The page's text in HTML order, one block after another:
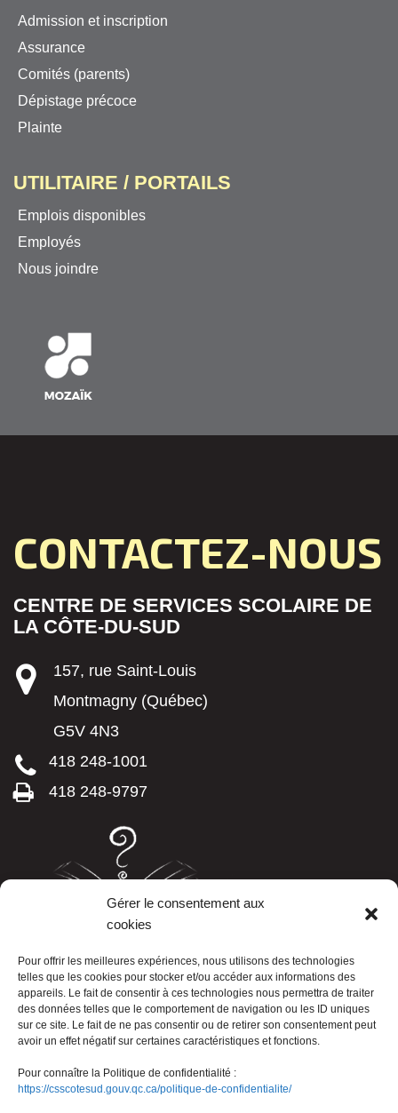
Gérer le consentement aux
cookies
Pour offrir les meilleures expériences, nous utilisons des technologies
telles que les cookies pour stocker et/ou accéder aux informations des
appareils. Le fait de consentir à ces technologies nous permettra de traiter
des données telles que le comportement de navigation ou les ID uniques
sur ce site. Le fait de ne pas consentir ou de retirer son consentement peut
avoir un effet négatif sur certaines caractéristiques et fonctions.
Pour connaître la Politique de confidentialité :
https://csscotesud.gouv.qc.ca/politique-de-confidentialite/
Admission et inscription
Assurance
Comités (parents)
Dépistage précoce
Plainte
UTILITAIRE / PORTAILS
Emplois disponibles
Employés
Nous joindre
CONTACTEZ-NOUS
CENTRE DE SERVICES SCOLAIRE DE
LA CÔTE-DU-SUD
157, rue Saint-Louis
Montmagny (Québec)
G5V 4N3
418 248-1001
418 248-9797
LISTE TÉLÉPHONIQUE
Nous joindre